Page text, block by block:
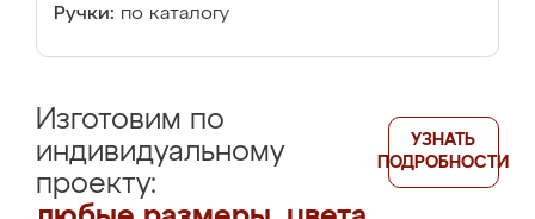
Ручки: по каталогу
Изготовим по
индивидуальному
проекту:
УЗНАТЬ
ПОДРОБНОСТИ